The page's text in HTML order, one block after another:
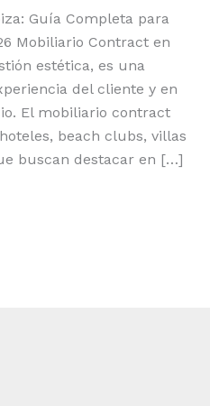
Guía Completa para
Mobiliario Contract en
estética, es una
del cliente y en
El mobiliario contract
beach clubs, villas
buscan destacar en […]